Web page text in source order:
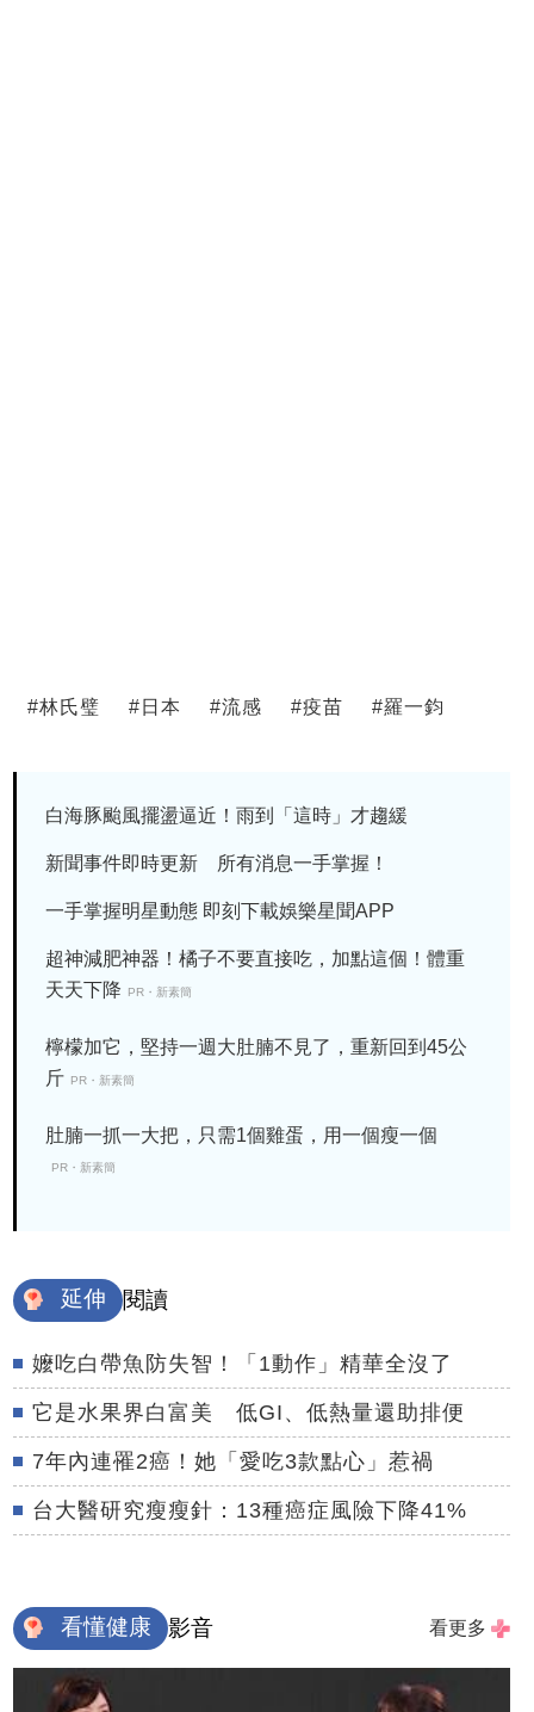
#林氏璧 # 日本 #流感 #疫苗 #羅一鈞
白海豚颱風擺盪逼近！雨到「這時」才趨緩
新聞事件即時更新 所有消息一手掌握！
一手掌握明星動態 即刻下載娛樂星聞APP
超神減肥神器！橘子不要直接吃，加點這個！體重
天天下降
PR・新素簡
檸檬加它，堅持一週大肚腩不見了，重新回到45公
斤 PR・新素簡
肚腩一抓一大把，只需1個雞蛋，用一個瘦一個
PR・新素簡
延伸 閱讀
嬤吃白帶魚防失智！「1動作」精華全沒了
它是水果界白富美 低GI、低熱量還助排便
7年內連罹2癌！她「愛吃3款點心」惹禍
台大醫研究瘦瘦針：13種癌症風險下降41%
看懂健康 影音 看更多